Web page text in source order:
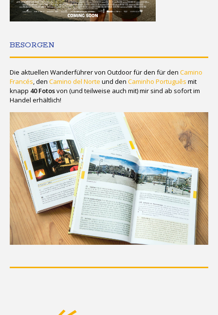
BESORGEN
Die aktuellen Wanderführer von Outdoor für den für den Camino
Francés, den Camino del Norte und den Caminho Português mit
knapp 40 Fotosvon (und teilweise auch mit) mir sind ab sofort im
Handel erhältlich!